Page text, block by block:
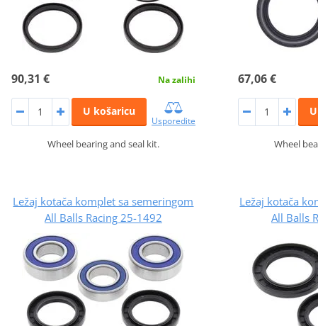
90,31 € Na zalihi
U košaricu
Usporedite
Wheel bearing and seal kit.
67,06 €
Wheel
Ležaj kotača komplet sa semeringom
All Balls Racing 25-1492
Ležaj kotača
All Balls